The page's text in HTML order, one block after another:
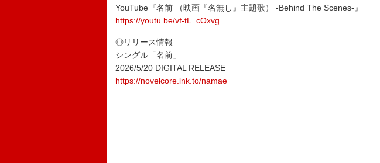
YouTube『名前 （映画『名無し』主題歌） -Behind The Scenes-』
https://youtu.be/vf-tL_cOxvg
◎リリース情報
シングル「名前」
2026/5/20 DIGITAL RELEASE
https://novelcore.lnk.to/namae